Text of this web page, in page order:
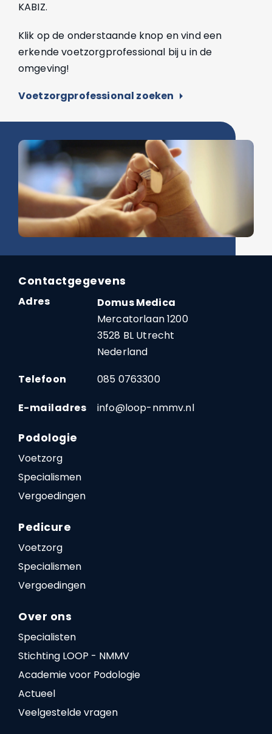
KABIZ.
Klik op de onderstaande knop en vind een
erkende voetzorgprofessional bij u in de
omgeving!
Voetzorgprofessional zoeken arrow_right
Contactgegevens
Adres
Domus Medica
Mercatorlaan 1200
3528 BL Utrecht
Nederland
Telefoon
085 0763300
E-mailadres info@loop-nmmv.nl
Podologie
Voetzorg
Specialismen
Vergoedingen
Pedicure
Voetzorg
Specialismen
Vergoedingen
Over ons
Specialisten
Stichting LOOP - NMMV
Academie voor Podologie
Actueel
Veelgestelde vragen